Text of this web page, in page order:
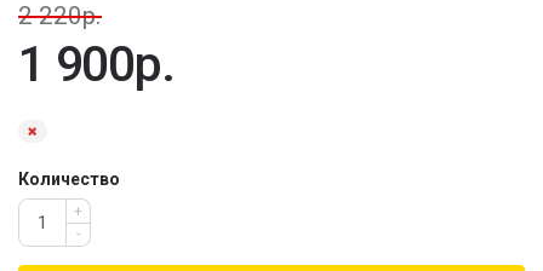
2 220р.
1 900р.
Количество
+
-